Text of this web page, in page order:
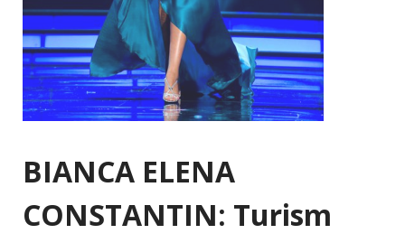
BIANCA ELENA
CONSTANTIN: Turism